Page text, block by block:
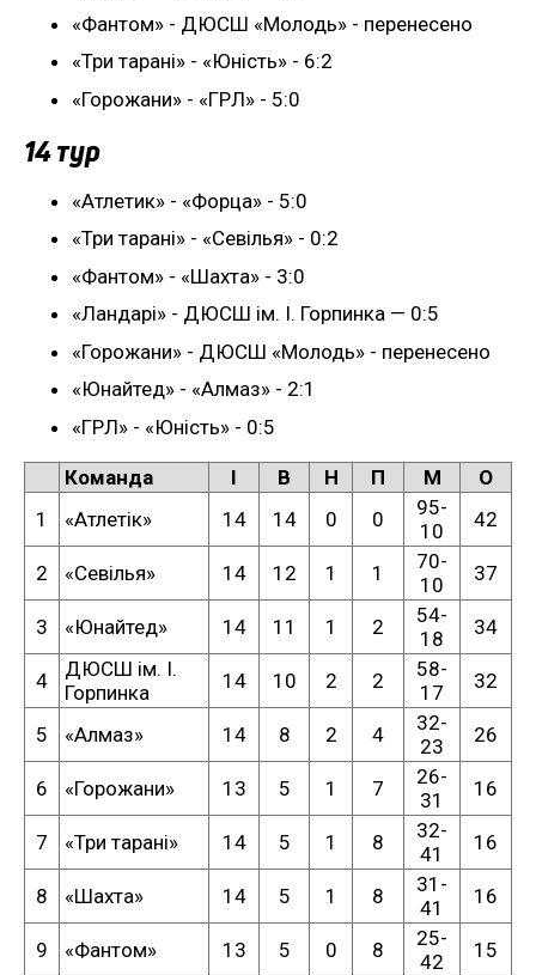
«Фантом» - ДЮСШ «Молодь» - перенесено
«Три тарані» - «Юність» - 6:2
«Горожани» - «ГРЛ» - 5:0
14 тур
«Атлетик» - «Форца» - 5:0
«Три тарані» - «Севілья» - 0:2
«Фантом» - «Шахта» - 3:0
«Ландарі» - ДЮСШ ім. І. Горпинка — 0:5
«Горожани» - ДЮСШ «Молодь» - перенесено
«Юнайтед» - «Алмаз» - 2:1
«ГРЛ» - «Юність» - 0:5
Команда І В Н П М
О
1
«Атлетік» 14 14 0 0
95-
10
42
2 «Севілья» 14 12 1 1
70-
10
37
3 «Юнайтед» 14 11 1 2
54-
18
34
4
ДЮСШ ім. І.
Горпинка
14 10 2 2
58-
17
32
5 «Алмаз» 14 8 2 4
32-
23
26
6 «Горожани» 13 5 1 7
26-
31
16
7 «Три тарані» 14 5 1 8
32-
41
16
8 «Шахта» 14 5 1 8
31-
41
16
9 «Фантом» 13 5 0 8
25-
42
15